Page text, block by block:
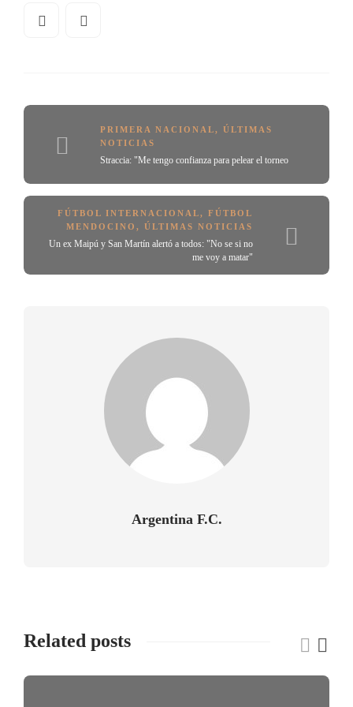
PRIMERA NACIONAL, ÚLTIMAS
NOTICIAS
Straccia: "Me tengo confianza para pelear el torneo
FÚTBOL INTERNACIONAL, FÚTBOL
MENDOCINO , ÚLTIMAS NOTICIAS
Un ex Maipú y San Martín alertó a todos: "No se si no
me voy a matar"
Argentina F.C.
Related posts